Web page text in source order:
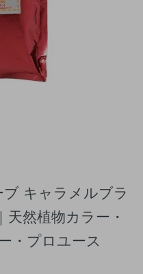
キャラメルブラ
然植物カラー・
・プロユース